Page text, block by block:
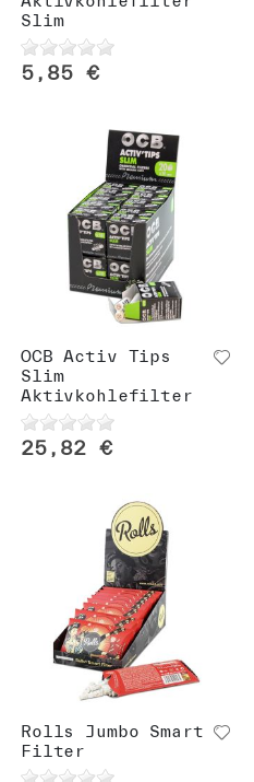
Slim
5,85 €
OCB Activ Tips
Slim
Aktivkohlefilter
25,82 €
Rolls Jumbo Smart
Filter